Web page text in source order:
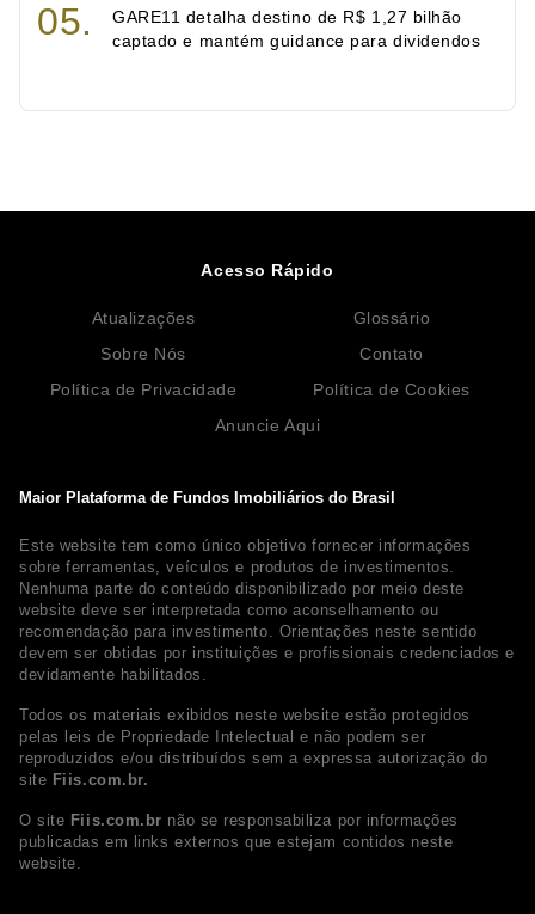
GARE11 detalha destino de R$ 1,27 bilhão
captado e mantém guidance para dividendos
Maior Plataforma de Fundos Imobiliários do Brasil
Este website tem como único objetivo fornecer informações
sobre ferramentas, veículos e produtos de investimentos.
Nenhuma parte do conteúdo disponibilizado por meio deste
website deve ser interpretada como aconselhamento ou
recomendação para investimento. Orientações neste sentido
devem ser obtidas por instituições e profissionais credenciados e
devidamente habilitados.
Todos os materiais exibidos neste website estão protegidos
pelas leis de Propriedade Intelectual e não podem ser
reproduzidos e/ou distribuídos sem a expressa autorização do
site Fiis.com.br.
O site Fiis.com.br não se responsabiliza por informações
publicadas em links externos que estejam contidos neste
website.
Acesso Rápido
Atualizações
Glossário
Sobre Nós
Contato
Política de Privacidade
Política de Cookies
Anuncie Aqui